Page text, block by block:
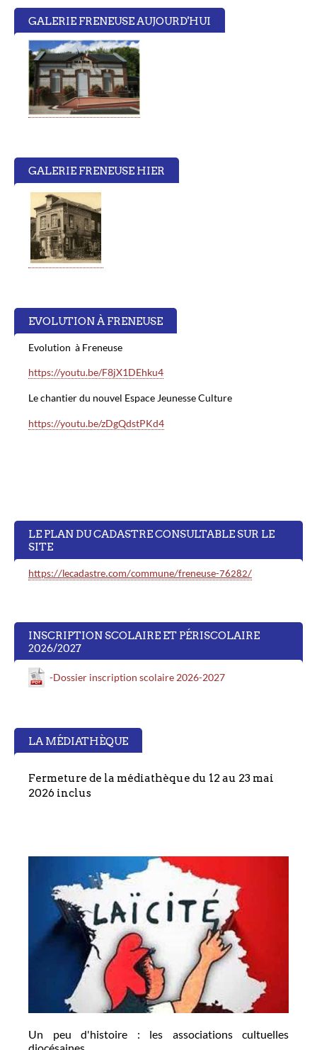
GALERIE FRENEUSE AUJOURD'HUI
GALERIE FRENEUSE HIER
EVOLUTION À FRENEUSE
Evolution à Freneuse
https://youtu.be/F8jX1DEhku4
Le chantier du nouvel Espace Jeunesse Culture
https://youtu.be/zDgQdstPKd4
LE PLAN DU CADASTRE CONSULTABLE SUR LE
SITE
https://lecadastre.com/commune/freneuse-76282/
INSCRIPTION SCOLAIRE ET PÉRISCOLAIRE
2026/2027
-Dossier inscription scolaire 2026-2027
LA MÉDIATHÈQUE
Fermeture de la médiathèque du 12 au 23 mai
2026 inclus
Un peu d'histoire : les associations cultuelles